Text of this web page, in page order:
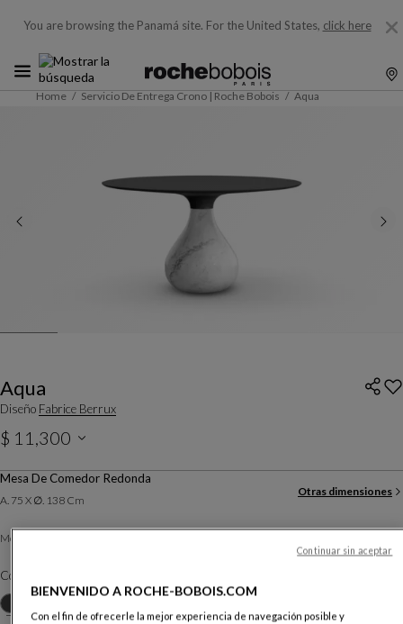
You are browsing the Panamá site. For the United States, click here
Home Servicio De Entrega Crono | Roche Bobois Aqua
Aqua
Diseño Fabrice Berrux
$ 11,300
Precio válido para Panamá, no incluye ITBMS. Aplican condiciones. Por favor contacte a su
Mesa De Comedor Redonda
A. 75 X ∅. 138 Cm
Otras dimensiones
Meseta :
Color :
BIENVENIDO A ROCHE-BOBOIS.COM
Con el fin de ofrecerle la mejor experiencia de navegación posible y
Continuar sin aceptar